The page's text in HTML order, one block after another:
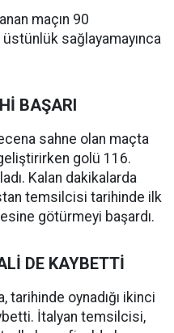
maçın 90
sağlayamayınca
BAŞARI
sahne olan maçta
golü 116.
Kalan dakikalarda
temsilcisi tarihinde ilk
götürmeyi başardı.
DE KAYBETTİ
oynadığı ikinci
İtalyan temsilcisi,